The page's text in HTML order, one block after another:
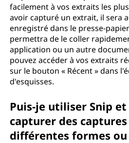
facilement à vos extraits les
avoir capturé un extrait, il sera
enregistré dans le presse-
permettra de le coller
application ou un autre
pouvez accéder à vos extraits
sur le bouton « Récent » dans
d'esquisses.
Puis-je utiliser Snip
capturer des captures
différentes formes